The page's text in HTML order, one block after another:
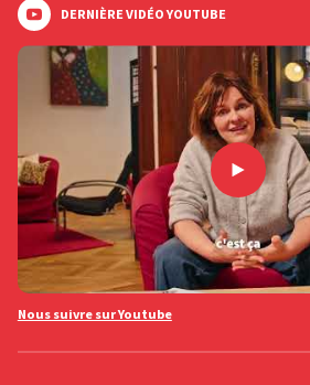
DERNIÈRE VIDÉO YOUTUBE
Nous suivre sur Youtube